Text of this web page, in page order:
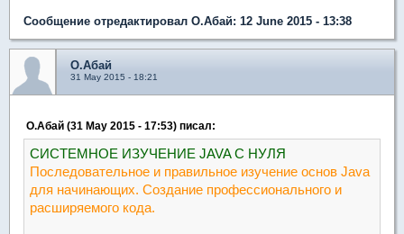
Сообщение отредактировал О.Абай: 12 June 2015 - 13:38
О.Абай
31 May 2015 - 18:21
О.Абай (31 May 2015 - 17:53) писал:
СИСТЕМНОЕ ИЗУЧЕНИЕ JAVA С НУЛЯ
Последовательное и правильное изучение основ Java
для начинающих. Создание профессионального и
расширяемого кода.